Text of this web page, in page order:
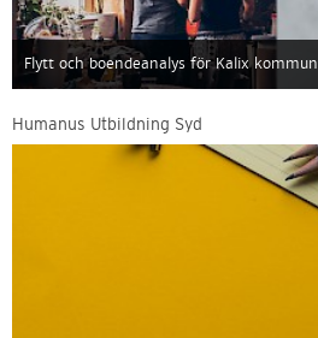
Flytt och boendeanalys för Kalix kommun
Humanus Utbildning Syd